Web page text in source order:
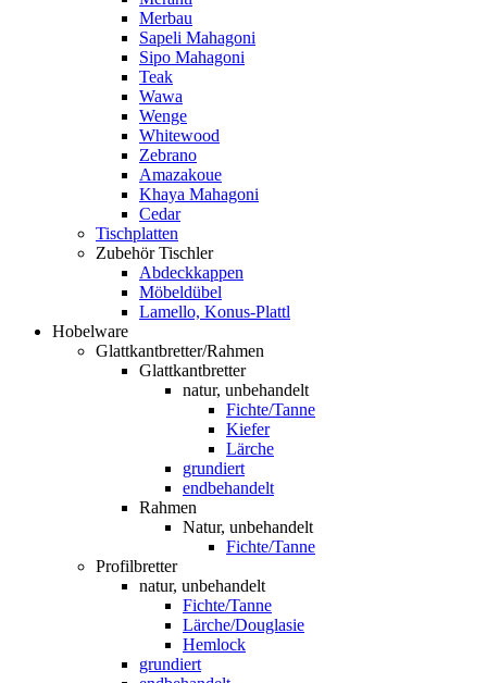
Merbau
Sapeli Mahagoni
Sipo Mahagoni
Teak
Wawa
Wenge
Whitewood
Zebrano
Amazakoue
Khaya Mahagoni
Cedar
Tischplatten
Zubehör Tischler
Abdeckkappen
Möbeldübel
Lamello, Konus-Plattl
Hobelware
Glattkantbretter/Rahmen
Glattkantbretter
natur, unbehandelt
Fichte/Tanne
Kiefer
Lärche
grundiert
endbehandelt
Rahmen
Natur, unbehandelt
Fichte/Tanne
Profilbretter
natur, unbehandelt
Fichte/Tanne
Lärche/Douglasie
Hemlock
grundiert